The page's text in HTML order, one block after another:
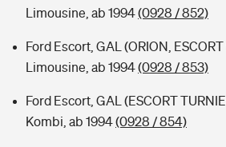
Limousine, ab 1994(0928 / 852)
Ford Escort, GAL (ORION,
Limousine, ab 1994(0928 / 853)
Ford Escort, GAL (ESCORT
Kombi, ab 1994(0928 / 854)